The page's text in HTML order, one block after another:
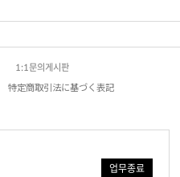
1:1문의게시판
特定商取引法に基づく表記
업무종료